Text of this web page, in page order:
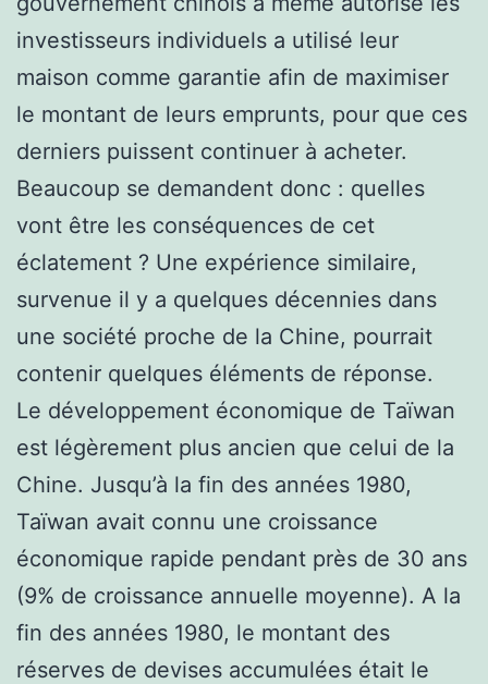
investisseurs individuels a utilisé leur
maison comme garantie afin de maximiser
le montant de leurs emprunts, pour que ces
derniers puissent continuer à acheter.
Beaucoup se demandent donc : quelles
vont être les conséquences de cet
éclatement ? Une expérience similaire,
survenue il y a quelques décennies dans
une société proche de la Chine, pourrait
contenir quelques éléments de réponse.
Le développement économique de Taïwan
est légèrement plus ancien que celui de la
Chine. Jusqu’à la fin des années 1980,
Taïwan avait connu une croissance
économique rapide pendant près de 30 ans
(9% de croissance annuelle moyenne). A la
fin des années 1980, le montant des
réserves de devises accumulées était le